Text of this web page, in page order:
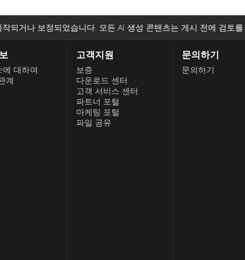
되거나 보정되었습니다. 모든 AI 생성 콘텐츠는 게시 전에 검토
에 대하여
계
고객지원
보증
다운로드 센터
고객 서비스 센터
파트너 포털
마케팅 포털
파일 공유
문의하기
문의하기